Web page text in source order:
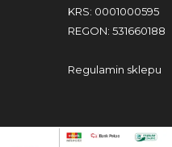
KRS: 0001000595
REGON: 531660188
Regulamin sklepu